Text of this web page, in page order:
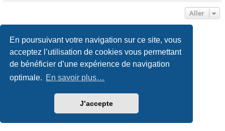
En poursuivant votre navigation sur ce site, vous
acceptez l’utilisation de cookies vous permettant
de bénéficier d’une expérience de navigation
optimale. En savoir plus…
J’accepte
Aller
Site internet Accueil du forum Nous contacter
Développé par
Traduction française officielle© Qiaeru
Stylewe_universalcreated by INVENTEA & v12mike